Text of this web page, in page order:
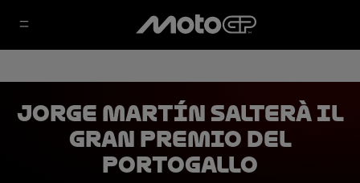
Jorge Martín salterà il
Gran Premio del
Portogallo